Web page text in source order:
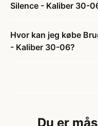
Silence - Kaliber 30-
Hvor kan jeg købe
- Kaliber 30-06?
Du er